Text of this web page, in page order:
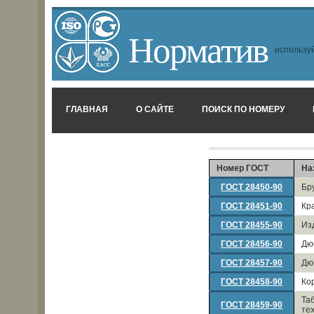
Норматив
ГЛАВНАЯ О САЙТЕ ПОИСК ПО НОМЕРУ
Номер ГОСТ
ГОСТ 28450-90
ГОСТ 28451-90
ГОСТ 28455-90
ГОСТ 28456-90
ГОСТ 28457-90
ГОСТ 28458-90
ГОСТ 28459-90